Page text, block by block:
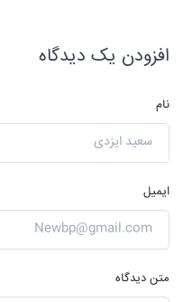
افزودن یک دیدگاه
نام
ایمیل
متن دیدگاه